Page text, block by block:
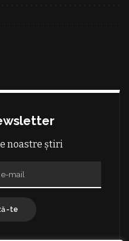
noastre știri
te